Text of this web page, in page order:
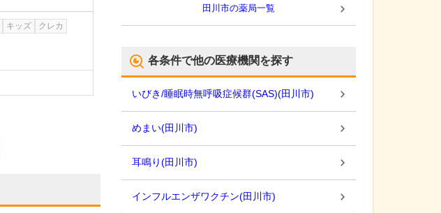
キッズ
クレカ
田川市の薬局一覧
各条件で他の医療機関を探す
いびき/睡眠時無呼吸症候群(SAS)(田川市)
めまい(田川市)
耳鳴り(田川市)
インフルエンザワクチン(田川市)